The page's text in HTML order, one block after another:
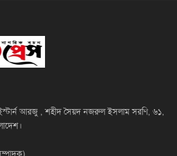
আরজু , শহীদ সৈয়দ নজরুল ইসলাম সরণি, ৬১,